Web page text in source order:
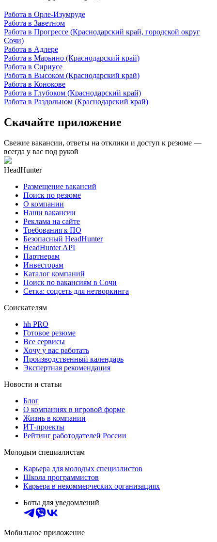
Работа в Орле-Изумруде
Работа в Заветном
Работа в Прогрессе (Краснодарский край, городской округ
Сочи)
Работа в Адлере
Работа в Марьино (Краснодарский край)
Работа в Сириусе
Работа в Высоком (Краснодарский край)
Работа в Конокове
Работа в Глубоком (Краснодарский край)
Работа в Раздольном (Краснодарский край)
Скачайте приложение
Свежие вакансии, ответы на отклики и доступ к резюме —
всегда у вас под рукой
HeadHunter
Размещение вакансий
Поиск по резюме
О компании
Наши вакансии
Реклама на сайте
Требования к ПО
Безопасный HeadHunter
HeadHunter API
Партнерам
Инвесторам
Каталог компаний
Поиск по вакансиям в Сочи
Сетка: соцсеть для нетворкинга
Соискателям
hh PRO
Готовое резюме
Все сервисы
Хочу у вас работать
Производственный календарь
Экспертная рекомендация
Новости и статьи
Блог
О компаниях в игровой форме
Жизнь в компании
ИТ-проекты
Рейтинг работодателей России
Молодым специалистам
Карьера для молодых специалистов
Школа программистов
Карьера в некоммерческих организациях
Боты для уведомлений
Мобильное приложение